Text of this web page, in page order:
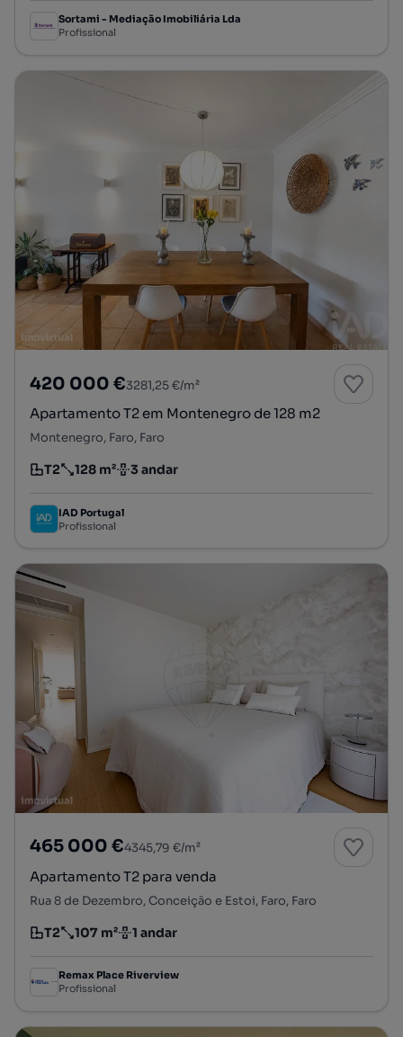
Sortami - Mediação Imobiliária Lda
Profissional
420 000 €3281,25 €/m²
Apartamento T2 em Montenegro de 128 m2
Montenegro, Faro, Faro
Tipologia
T2
Preço por metro quadrado
128 m²
Andar 3 andar
IAD Portugal
Profissional
465 000 €4345,79 €/m²
Apartamento T2 para venda
Rua 8 de Dezembro, Conceição e Estoi, Faro, Faro
Tipologia
T2
Preço por metro quadrado
107 m²
Andar 1 andar
Remax Place Riverview
Profissional